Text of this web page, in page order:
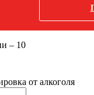
– 10
от алкоголя